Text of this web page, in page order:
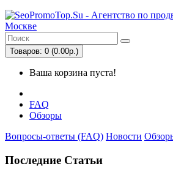
Товаров: 0 (0.00р.)
Ваша корзина пуста!
FAQ
Обзоры
Вопросы-ответы (FAQ) Новости
Последние Статьи